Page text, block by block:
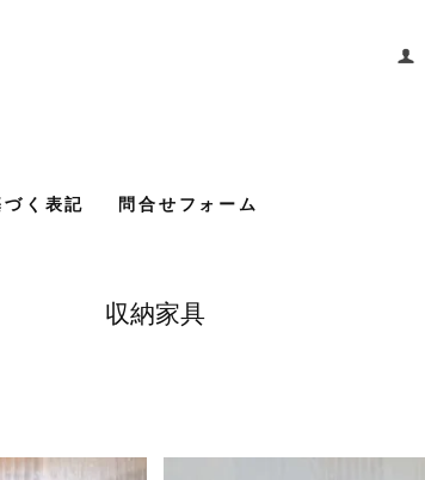
く表記 問合せフォーム
収納家具